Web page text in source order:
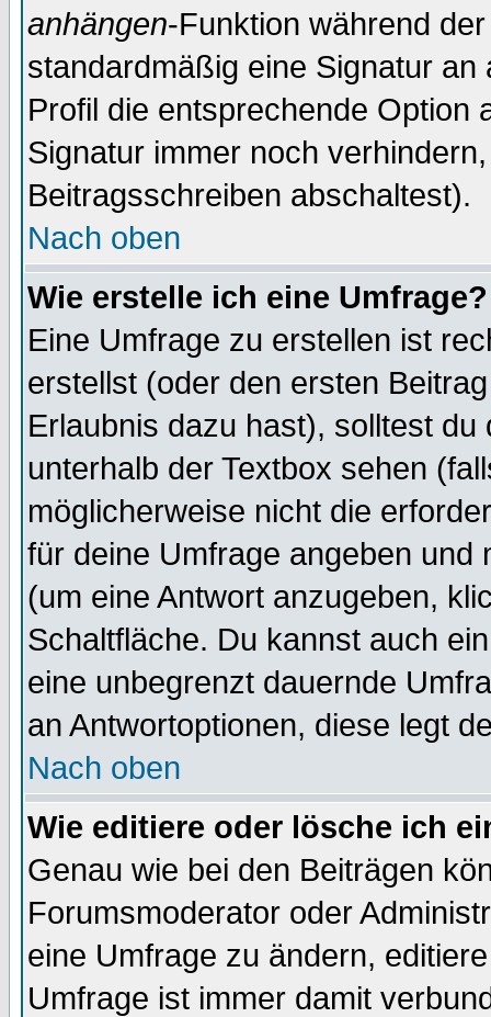
anhängen-Funktion während
standardmäßig eine Signatur
Profil die entsprechende Option
Signatur immer noch
Beitragsschreiben abschaltest).
Nach oben
Wie erstelle ich eine Umfrage?
Eine Umfrage zu erstellen ist
erstellst (oder den ersten
Erlaubnis dazu hast), solltest
unterhalb der Textbox sehen
möglicherweise nicht die
für deine Umfrage angeben und
(um eine Antwort anzugeben,
Schaltfläche. Du kannst auch
eine unbegrenzt dauernde
an Antwortoptionen, diese legt
Nach oben
Wie editiere oder lösche ich
Genau wie bei den Beiträgen
Forumsmoderator oder
eine Umfrage zu ändern,
Umfrage ist immer damit